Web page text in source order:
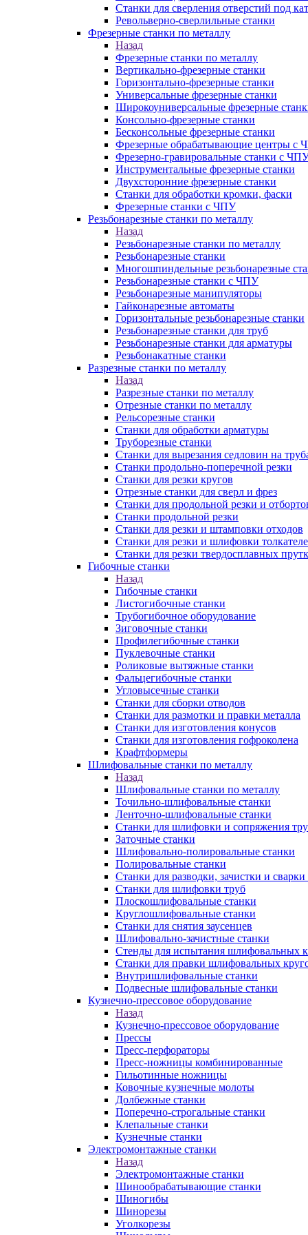
Станки для сверления отверстий под
Револьверно-сверлильные станки
Фрезерные станки по металлу
Назад
Фрезерные станки по металлу
Вертикально-фрезерные станки
Горизонтально-фрезерные станки
Универсальные фрезерные станки
Широкоуниверсальные фрезерные
Консольно-фрезерные станки
Бесконсольные фрезерные станки
Фрезерные обрабатывающие центры с
Фрезерно-гравировальные станки с
Инструментальные фрезерные станки
Двухсторонние фрезерные станки
Станки для обработки кромки, фаски
Фрезерные станки с ЧПУ
Резьбонарезные станки по металлу
Назад
Резьбонарезные станки по металлу
Резьбонарезные станки
Многошпиндельные резьбонарезные
Резьбонарезные станки с ЧПУ
Резьбонарезные манипуляторы
Гайконарезные автоматы
Горизонтальные резьбонарезные станки
Резьбонарезные станки для труб
Резьбонарезные станки для арматуры
Резьбонакатные станки
Разрезные станки по металлу
Назад
Разрезные станки по металлу
Отрезные станки по металлу
Рельсорезные станки
Станки для обработки арматуры
Труборезные станки
Станки для вырезания седловин на
Станки продольно-поперечной резки
Станки для резки кругов
Отрезные станки для сверл и фрез
Станки для продольной резки и
Станки продольной резки
Станки для резки и штамповки отходов
Станки для резки и шлифовки
Станки для резки твердосплавных
Гибочные станки
Назад
Гибочные станки
Листогибочные станки
Трубогибочное оборудование
Зиговочные станки
Профилегибочные станки
Пуклевочные станки
Роликовые вытяжные станки
Фальцегибочные станки
Угловысечные станки
Станки для сборки отводов
Станки для размотки и правки металла
Станки для изготовления конусов
Станки для изготовления гофроколена
Крафтформеры
Шлифовальные станки по металлу
Назад
Шлифовальные станки по металлу
Точильно-шлифовальные станки
Ленточно-шлифовальные станки
Станки для шлифовки и сопряжения
Заточные станки
Шлифовально-полировальные станки
Полировальные станки
Станки для разводки, зачистки и сварки
Станки для шлифовки труб
Плоскошлифовальные станки
Круглошлифовальные станки
Станки для снятия заусенцев
Шлифовально-зачистные станки
Стенды для испытания шлифовальных
Станки для правки шлифовальных
Внутришлифовальные станки
Подвесные шлифовальные станки
Кузнечно-прессовое оборудование
Назад
Кузнечно-прессовое оборудование
Прессы
Пресс-перфораторы
Пресс-ножницы комбинированные
Гильотинные ножницы
Ковочные кузнечные молоты
Долбежные станки
Поперечно-строгальные станки
Клепальные станки
Кузнечные станки
Электромонтажные станки
Назад
Электромонтажные станки
Шинообрабатывающие станки
Шиногибы
Шинорезы
Уголкорезы